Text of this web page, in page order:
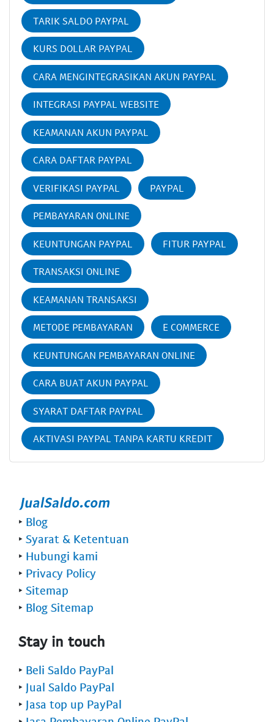
TARIK SALDO PAYPAL
KURS DOLLAR PAYPAL
CARA MENGINTEGRASIKAN AKUN PAYPAL
INTEGRASI PAYPAL WEBSITE
KEAMANAN AKUN PAYPAL
CARA DAFTAR PAYPAL
VERIFIKASI PAYPAL PAYPAL
PEMBAYARAN ONLINE
KEUNTUNGAN PAYPAL FITUR PAYPAL
TRANSAKSI ONLINE
KEAMANAN TRANSAKSI
METODE PEMBAYARAN E COMMERCE
KEUNTUNGAN PEMBAYARAN ONLINE
CARA BUAT AKUN PAYPAL
SYARAT DAFTAR PAYPAL
AKTIVASI PAYPAL TANPA KARTU KREDIT
‣ Blog
‣ Syarat & Ketentuan
‣ Hubungi kami
‣ Privacy Policy
‣ Sitemap
‣ Blog Sitemap
Stay in touch
‣ Beli Saldo PayPal
‣ Jual Saldo PayPal
‣ Jasa top up PayPal